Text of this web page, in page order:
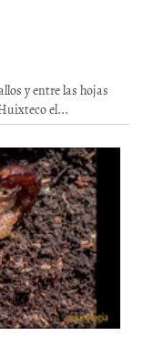
y entre las hojas
el...